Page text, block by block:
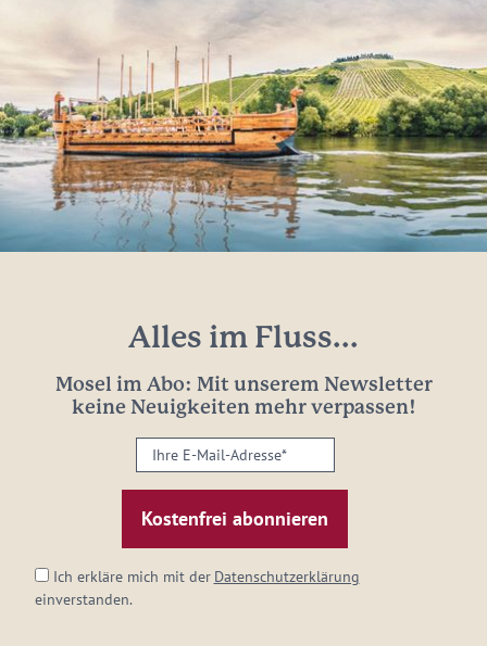
Alles im Fluss...
Mosel im Abo: Mit unserem Newsletter
keine Neuigkeiten mehr verpassen!
Ihre
E-
Mail-
Adresse:
Ich erkläre mich mit der Datenschutzerklärung
einverstanden.